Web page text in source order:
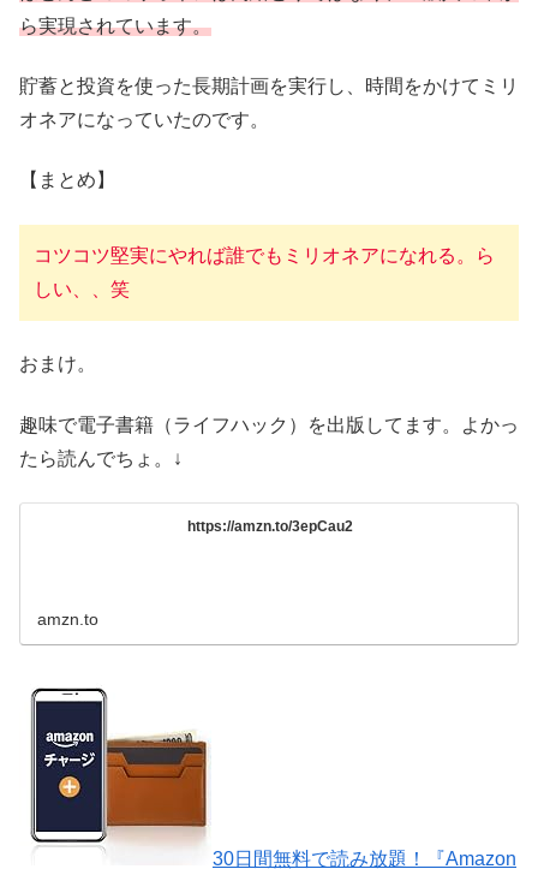
ら実現されています。
貯蓄と投資を使った長期計画を実行し、時間をかけてミリ
オネアになっていたのです。
【まとめ】
コツコツ堅実にやれば誰でもミリオネアになれる。ら
しい、、笑
おまけ。
趣味で電子書籍（ライフハック）を出版してます。よかっ
たら読んでちょ。↓
https://amzn.to/3epCau2
amzn.to
30日間無料で読み放題！『Amazon